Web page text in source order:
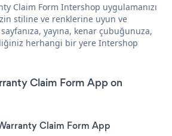
Claim Form Intershop uygulamanızı
stiline ve renklerine uyun ve
yayına, kenar çubuğunuza,
herhangi bir yere Intershop
Claim Form App on
Claim Form App